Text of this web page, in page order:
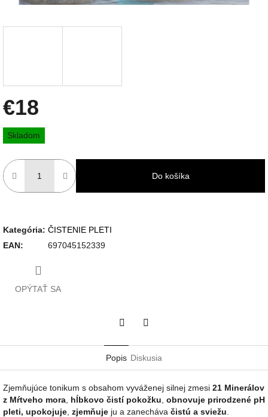
€18
Jednotková
cena:
Skladom
Do košíka
Kategória: ČISTENIE PLETI
EAN: 697045152339
OPÝTAŤ SA
Popis Diskusia
Zjemňujúce tonikum s obsahom vyváženej silnej zmesi 21 Minerálov
z Mŕtveho mora hĺbkovo čistí pokožku obnovuje prirodzené pH
pleti, upokojuje zjemňuje ju a zanecháva čistú a sviežu